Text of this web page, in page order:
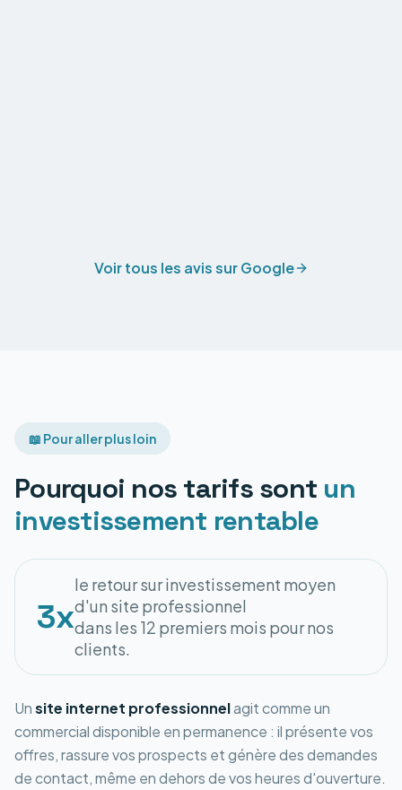
Voir tous les avis sur Google
📖 Pour aller plus loin
Pourquoi nos tarifs sont un
investissement rentable
3x
le retour sur investissement moyen
d'un site professionnel
dans les 12 premiers mois pour nos
clients.
Unsite internet professionnelagit comme un
commercial disponible en permanence : il présente vos
offres, rassure vos prospects et génère des demandes
de contact, même en dehors de vos heures d'ouverture.